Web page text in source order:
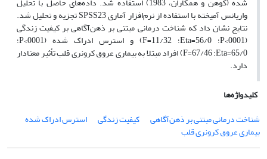
واریانس آمیخته با استفاده از نرم‌افزار آماری SPSS23 تجزیه و تحلیل شد.
نتایج نشان داد که شناخت درمانی مبتنی بر ذهن‌آگاهی بر کیفیت زندگی
(0001>P؛ 56/0=Eta؛ 11/32=F) و استرس ادراک شده (0001>P؛
65/0=Eta؛ 67/46=F) افراد مبتلا به بیماری عروق کرونری قلب تأثیر معنادار
دارد.
کلیدواژه‌ها
شناخت درمانی مبتنی بر ذهن‌آگاهی
کیفیت زندگی استرس ادراک شده
بیماری عروق کرونری قلب